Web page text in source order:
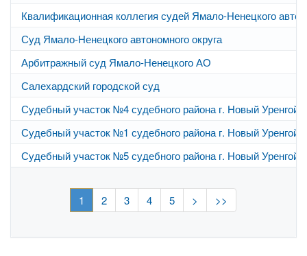
Квалификационная коллегия судей Ямало-Ненецкого
Суд Ямало-Ненецкого автономного округа
Арбитражный суд Ямало-Ненецкого АО
Салехардский городской суд
Судебный участок №4 судебного района г. Новый Уренгой
Судебный участок №1 судебного района г. Новый Уренгой
Судебный участок №5 судебного района г. Новый Уренгой
1 2 3 4 5 > >>